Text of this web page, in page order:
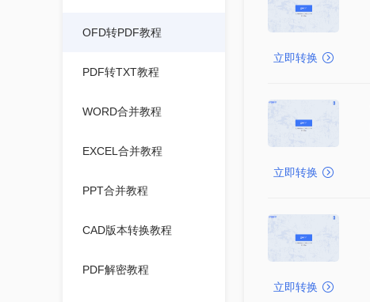
OFD转PDF教程
PDF转TXT教程
WORD合并教程
EXCEL合并教程
PPT合并教程
CAD版本转换教程
PDF解密教程
立即转换
立即转换
立即转换